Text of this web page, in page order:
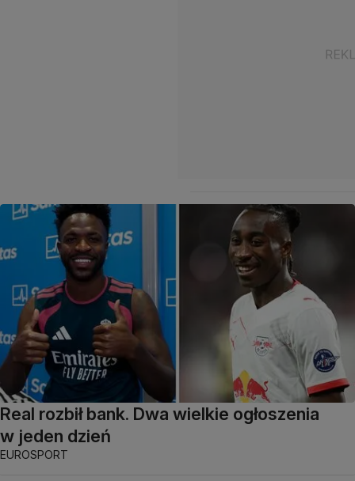
Real rozbił bank. Dwa wielkie ogłoszenia
w jeden dzień
EUROSPORT